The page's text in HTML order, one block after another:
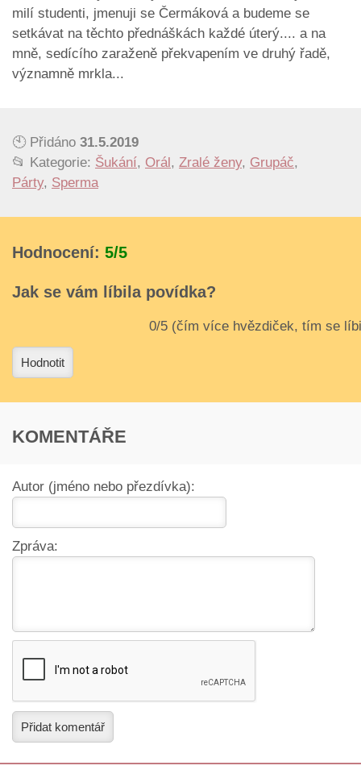
milí studenti, jmenuji se Čermáková a budeme se
setkávat na těchto přednáškách každé úterý.... a na
mně, sedícího zaraženě překvapením ve druhý řadě,
významně mrkla...
🕙 Přidáno 31.5.2019
📂 Kategorie: Šukání, Orál , Zralé ženy, Grupáč,
Párty, Sperma
Hodnocení: 5/5
Jak se vám líbila povídka?
Hodnotit
KOMENTÁŘE
Autor (jméno nebo přezdívka):
Zpráva:
Přidat komentář